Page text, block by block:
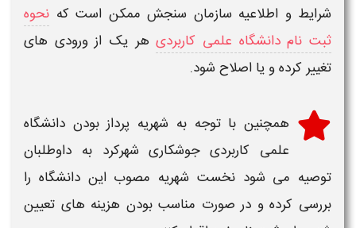
شرایط و اطلاعیه سازمان سنجش ممکن است که نحوه
ثبت نام دانشگاه علمی کاربردیهر یک از ورودی های
تغییر کرده و یا اصلاح شود.
همچنین با توجه به شهریه پرداز بودن دانشگاه
علمی کاربردی جوشکاری شهرکردبه داوطلبان
توصیه می شود نخست شهریه مصوب این دانشگاه را
بررسی کرده و در صورت مناسب بودن هزینه های تعیین